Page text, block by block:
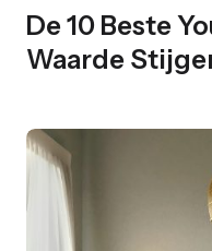
De 10 Beste
Waarde